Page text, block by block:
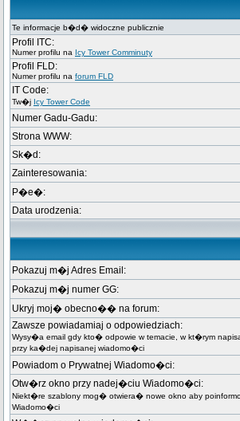
Te informacje b�d� widoczne publicznie
Profil ITC:
Numer profilu na Icy Tower Comminuty
Profil FLD:
Numer profilu na forum FLD
IT Code:
Tw�j Icy Tower Code
Numer Gadu-Gadu:
Strona WWW:
Sk�d:
Zainteresowania:
P�e�:
Data urodzenia:
Pokazuj m�j Adres Email:
Pokazuj m�j numer GG:
Ukryj moj� obecno�� na forum:
Zawsze powiadamiaj o odpowiedziach:
Wysy�a email gdy kto� odpowie w temacie, w kt�rym
przy ka�dej napisanej wiadomo�ci
Powiadom o Prywatnej Wiadomo�ci:
Otw�rz okno przy nadej�ciu Wiadomo�ci:
Niekt�re szablony mog� otwiera� nowe okno aby
Wiadomo�ci